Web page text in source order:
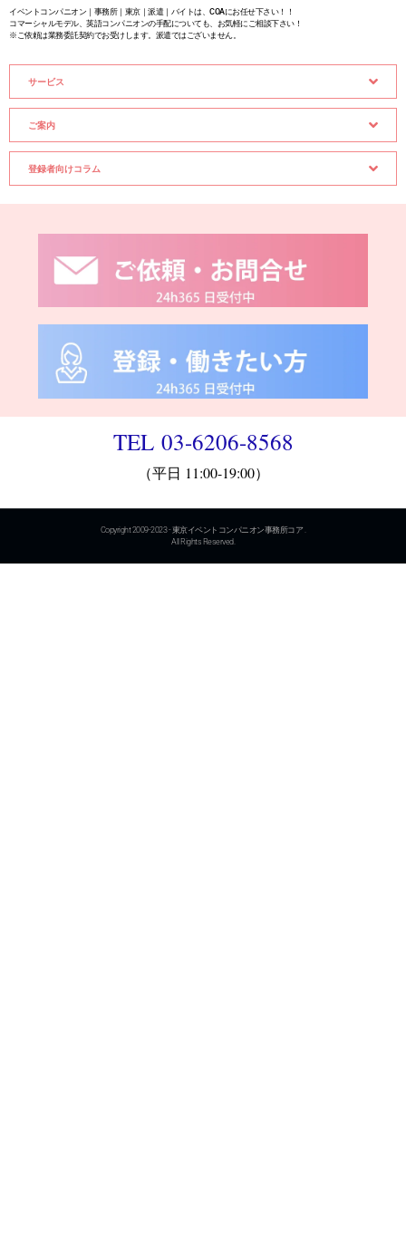
イベントコンパニオン｜事務所｜東京｜派遣｜バイトは、COAにお任せ下さい！！
コマーシャルモデル、英語コンパニオンの手配についても、お気軽にご相談下さい！
※ご依頼は業務委託契約でお受けします。派遣ではございません。
サービス
ご案内
登録者向けコラム
TEL 03-6206-8568
（平日 11:00-19:00）
Copyright 2009-2023 - 東京イベントコンパニオン事務所コア .
All Rights Reserved.